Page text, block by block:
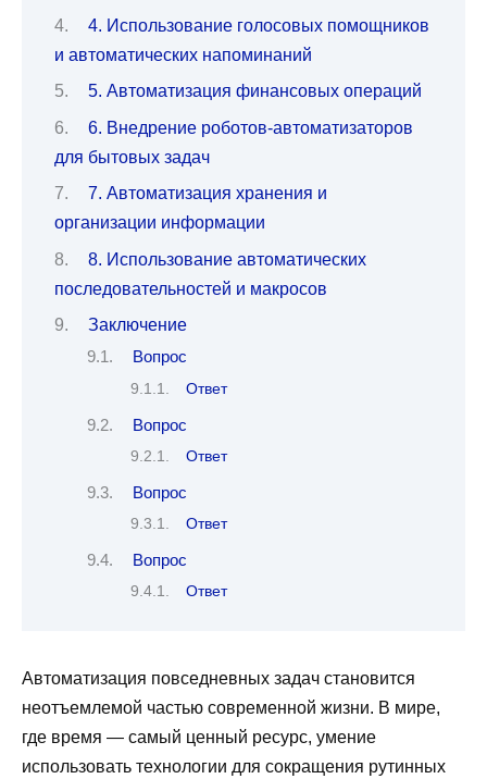
4. Использование голосовых помощников
и автоматических напоминаний
5. Автоматизация финансовых операций
6. Внедрение роботов-автоматизаторов
для бытовых задач
7. Автоматизация хранения и
организации информации
8. Использование автоматических
последовательностей и макросов
Заключение
Вопрос
Ответ
Вопрос
Ответ
Вопрос
Ответ
Вопрос
Ответ
Автоматизация повседневных задач становится
неотъемлемой частью современной жизни. В мире,
где время — самый ценный ресурс, умение
использовать технологии для сокращения рутинных